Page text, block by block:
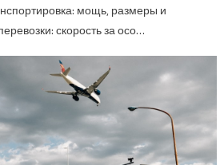
мощь, размеры и
скорость за осо…